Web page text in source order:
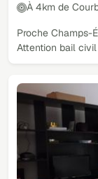
À 4km de
Proche Champs-
Attention bail